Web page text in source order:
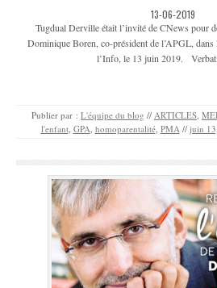
13-06-2019
Tugdual Derville était l’invité de CNews pour
Dominique Boren, co-président de l’APGL,
l’Info, le 13 juin 2019.
Publier par : L'équipe du blog // ARTICLES
l'enfant, GPA homoparentalité, PMA // juin